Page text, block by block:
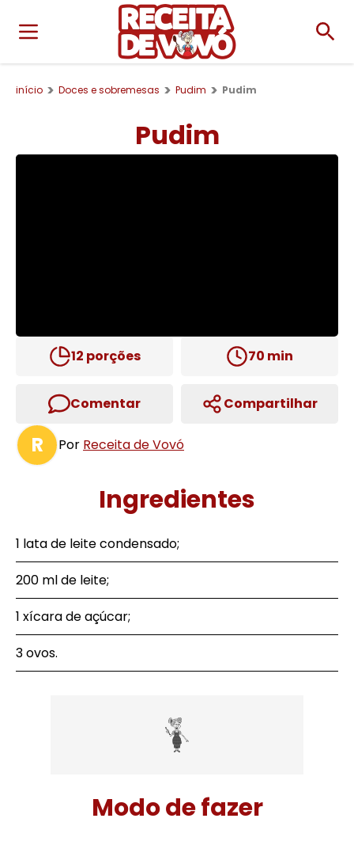
início Doces e sobremesas Pudim Pudim
Pudim
12 porções 70 min
Comentar Compartilhar
R Por Receita de Vovó
Ingredientes
1 lata de leite condensado;
200 ml de leite;
1 xícara de açúcar;
3 ovos.
Modo de fazer